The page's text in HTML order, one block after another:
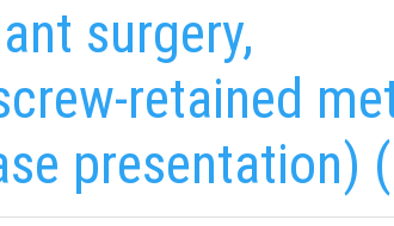
surgery,
retained
presentation)